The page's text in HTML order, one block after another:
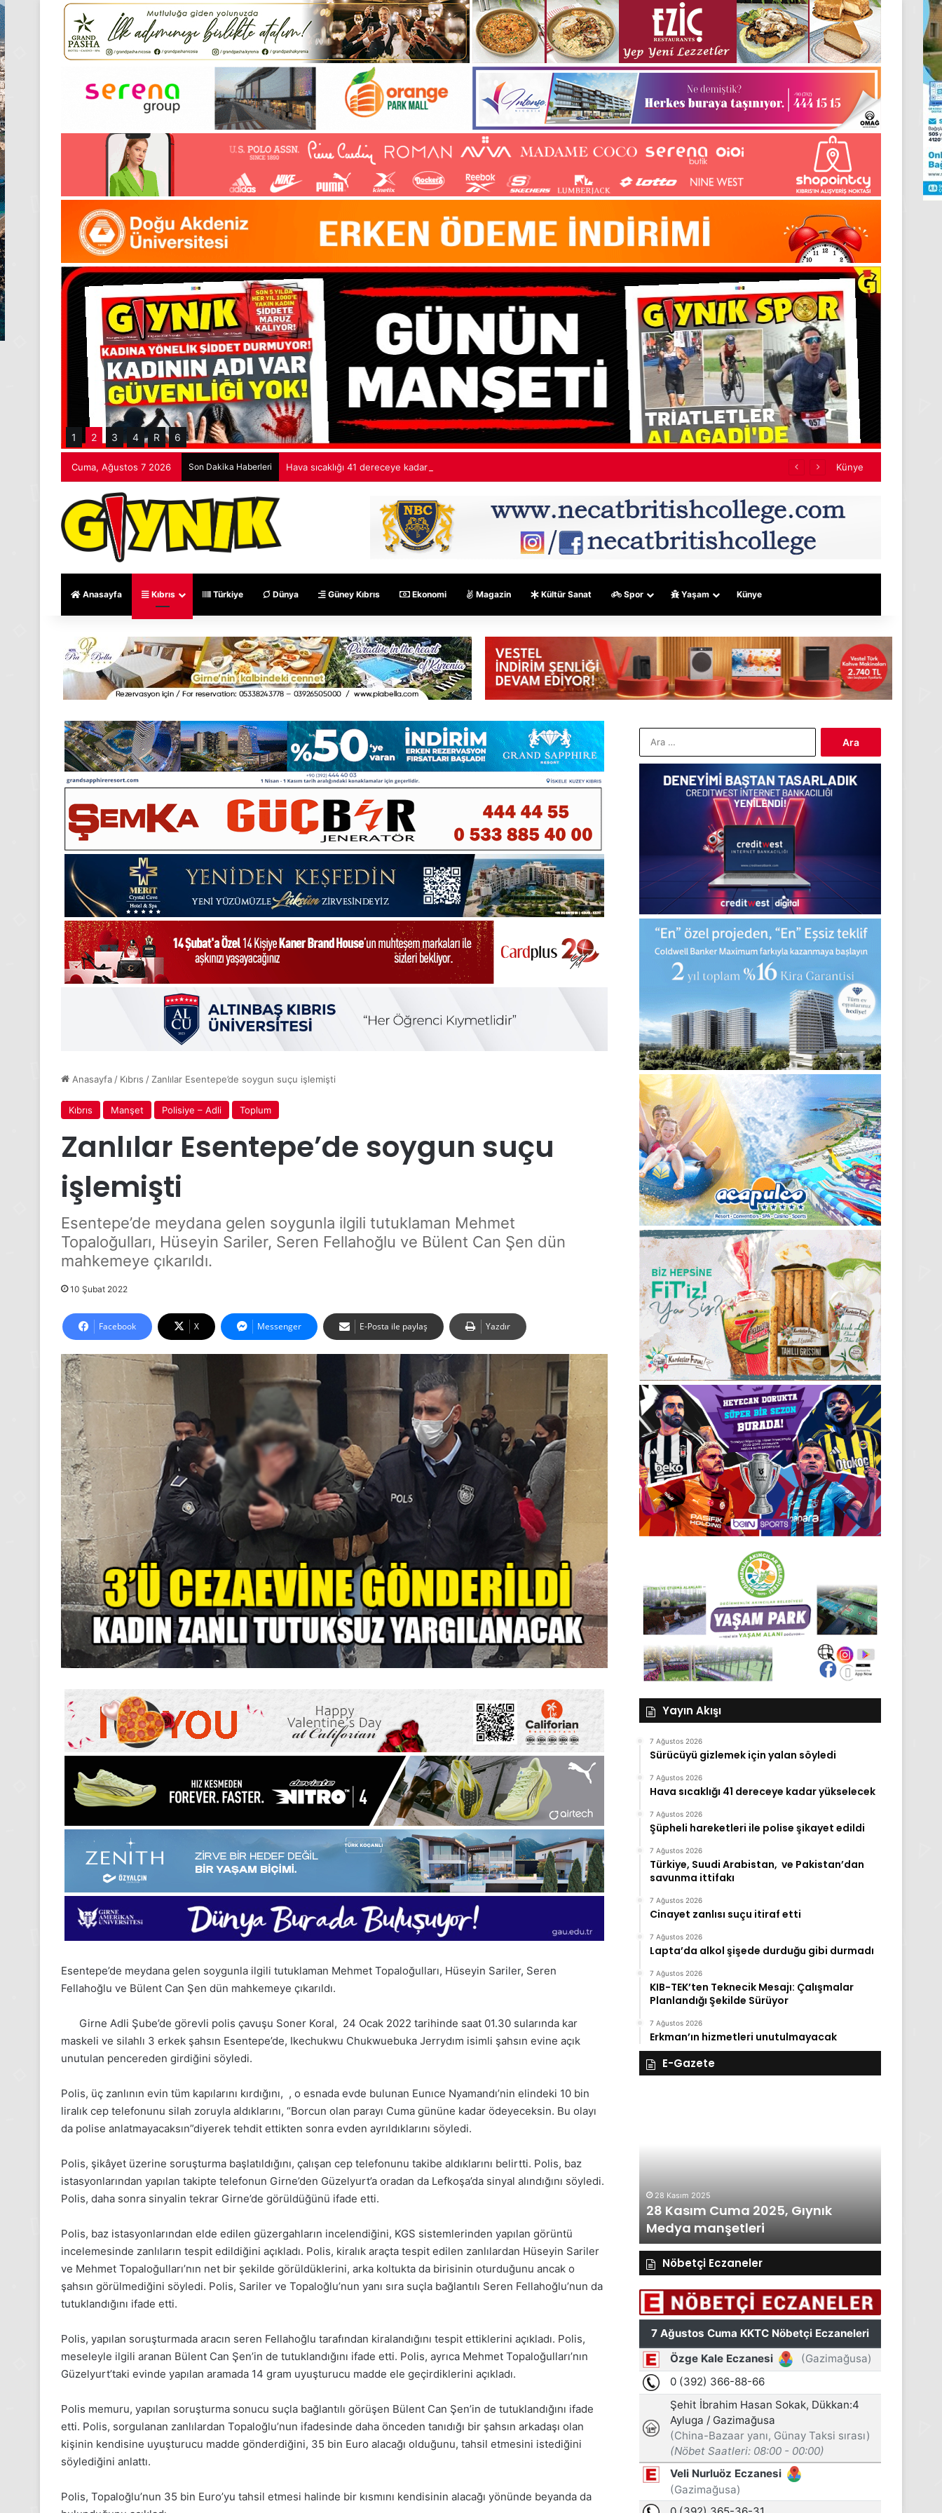
1 2 3 4 R 6
Cuma, Ağustos 7 2026 Son Dakika Haberleri Hava sıcaklığı 41 dereceye kadar yükselecek Künye
Anasayfa Kıbrıs Türkiye Dünya Güney Kıbrıs Ekonomi Magazin Kültür Sanat Spor Yaşam Künye
Anasayfa / Kıbrıs / Zanlılar Esentepe’de soygun suçu işlemişti
Kıbrıs Manşet Polisiye – Adli Toplum
Zanlılar Esentepe’de soygun suçu
işlemişti
Esentepe’de meydana gelen soygunla ilgili tutuklaman Mehmet
Topaloğulları, Hüseyin Sariler, Seren Fellahoğlu ve Bülent Can Şen dün
mahkemeye çıkarıldı.
10 Şubat 2022
Facebook X Messenger E-Posta ile paylaş Yazdır
Esentepe’de meydana gelen soygunla ilgili tutuklaman Mehmet Topaloğulları, Hüseyin Sariler, Seren
Fellahoğlu ve Bülent Can Şen dün mahkemeye çıkarıldı.
Girne Adli Şube’de görevli polis çavuşu Soner Koral, 24 Ocak 2022 tarihinde saat 01.30 sularında kar
maskeli ve silahlı 3 erkek şahsın Esentepe’de, Ikechukwu Chukwuebuka Jerrydım isimli şahsın evine açık
unutulan pencereden girdiğini söyledi.
Polis, üç zanlının evin tüm kapılarını kırdığını, , o esnada evde bulunan Eunıce Nyamandı’nin elindeki 10 bin
liralık cep telefonunu silah zoruyla aldıklarını, “Borcun olan parayı Cuma gününe kadar ödeyeceksin. Bu olayı
da polise anlatmayacaksın”diyerek tehdit ettikten sonra evden ayrıldıklarını söyledi.
Polis, şikâyet üzerine soruşturma başlatıldığını, çalışan cep telefonunu takibe aldıklarını belirtti. Polis, baz
istasyonlarından yapılan takipte telefonun Girne’den Güzelyurt’a oradan da Lefkoşa’da sinyal alındığını söyledi.
Polis, daha sonra sinyalin tekrar Girne’de görüldüğünü ifade etti.
Polis, baz istasyonlarından elde edilen güzergahların incelendiğini, KGS sistemlerinden yapılan görüntü
incelemesinde zanlıların tespit edildiğini açıkladı. Polis, kiralık araçta tespit edilen zanlılardan Hüseyin Sariler
ve Mehmet Topaloğulları’nın net bir şekilde görüldüklerini, arka koltukta da birisinin oturduğunu ancak o
şahsın görülmediğini söyledi. Polis, Sariler ve Topaloğlu’nun yanı sıra suçla bağlantılı Seren Fellahoğlu’nun da
tutuklandığını ifade etti.
Polis, yapılan soruşturmada aracın seren Fellahoğlu tarafından kiralandığını tespit ettiklerini açıkladı. Polis,
meseleyle ilgili aranan Bülent Can Şen’in de tutuklandığını ifade etti. Polis, ayrıca Mehmet Topaloğulları’nın
Güzelyurt’taki evinde yapılan aramada 14 gram uyuşturucu madde ele geçirdiklerini açıkladı.
Polis memuru, yapılan soruşturma sonucu suçla bağlantılı görüşen Bülent Can Şen’in de tutuklandığını ifade
etti. Polis, sorgulanan zanlılardan Topaloğlu’nun ifadesinde daha önceden tanıdığı bir şahsın arkadaşı olan
kişinin kendisine uyuşturucu madde gönderdiğini, 35 bin Euro alacağı olduğunu, tahsil etmesini istediğini
söylediğini anlattı.
Polis, Topaloğlu’nun 35 bin Euro’yu tahsil etmesi halinde bir kısmını kendisinin alacağı yönünde beyanda da
Yayın Akışı
7 Ağustos 2026
Sürücüyü gizlemek için yalan söyledi
7 Ağustos 2026
Hava sıcaklığı 41 dereceye kadar yükselecek
7 Ağustos 2026
Şüpheli hareketleri ile polise şikayet edildi
7 Ağustos 2026
Türkiye, Suudi Arabistan, ve Pakistan’dan
savunma ittifakı
7 Ağustos 2026
Cinayet zanlısı suçu itiraf etti
7 Ağustos 2026
Lapta’da alkol şişede durduğu gibi durmadı
7 Ağustos 2026
KIB-TEK’ten Teknecik Mesajı: Çalışmalar
Planlandığı Şekilde Sürüyor
7 Ağustos 2026
Erkman’ın hizmetleri unutulmayacak
E-Gazete
24
Kasım
Pazartesi
Medya
manşetleri
24 Kasım 2025
24 Kasım Pazartesi 2025, Gıynık
Medya manşetleri
1
Aralık
Pazartesi
Medya
manşetleri
Medya manşetleri
28 Kasım 2025
28 Kasım Cuma 2025, Gıynık
Medya manşetleri
Nöbetçi Eczaneler